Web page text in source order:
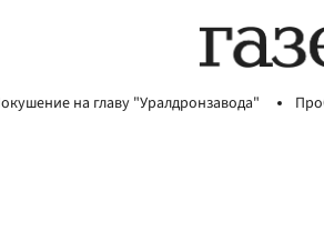
на главу "Уралдронзавода"